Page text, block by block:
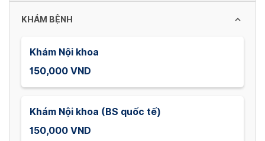
changing
KHÁM BỆNH
Khám Nội khoa
150,000 VND
Khám Nội khoa (BS quốc tế)
150,000 VND